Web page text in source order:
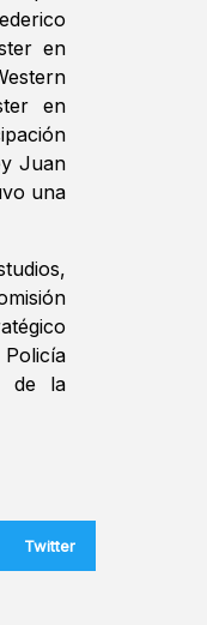
en
en
Juan
una
de la
Twitter